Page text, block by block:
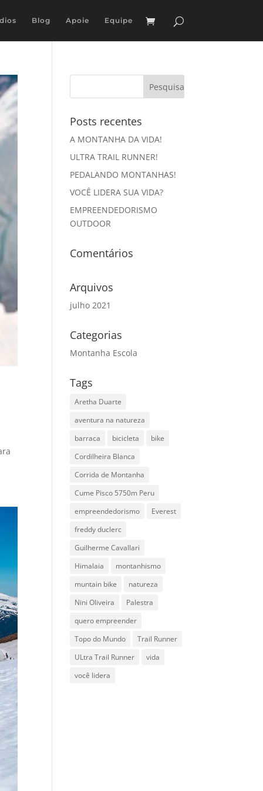
Blog Apoie Equipe
Posts recentes
A MONTANHA DA VIDA!
ULTRA TRAIL RUNNER!
PEDALANDO MONTANHAS!
VOCÊ LIDERA SUA VIDA?
EMPREENDEDORISMO
OUTDOOR
Comentários
Arquivos
julho 2021
Categorias
Montanha Escola
Tags
Aretha Duarte
aventura na natureza
barraca
bicicleta
bike
Cordilheira Blanca
Corrida de Montanha
Cume Pisco 5750m Peru
empreendedorismo
Everest
freddy duclerc
Guilherme Cavallari
Himalaia
montanhismo
muntain bike
natureza
Nini Oliveira
Palestra
quero empreender
Topo do Mundo
Trail Runner
ULtra Trail Runner
vida
você lidera